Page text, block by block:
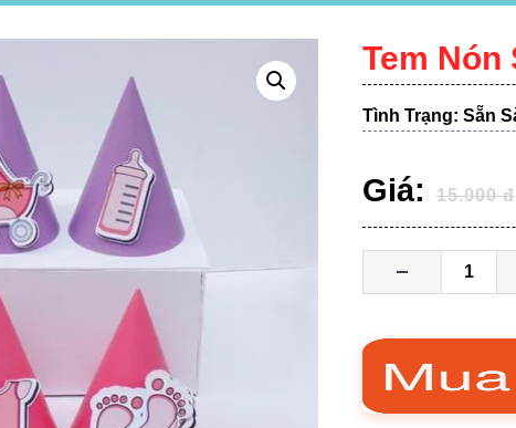
Tem Nón
Tình Trạng: Sẵn
Giá: 15.000đ